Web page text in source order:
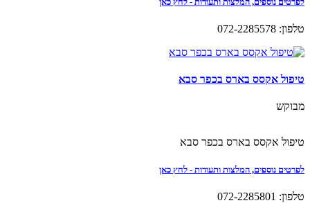
טלפון: 072-2285578
טיפול אקסס בארס בכפר סבא
מבוקש
טיפול אקסס בארס בכפר סבא
לפרטים נוספים, המלצות ותעודות - לחץ כאן
טלפון: 072-2285801